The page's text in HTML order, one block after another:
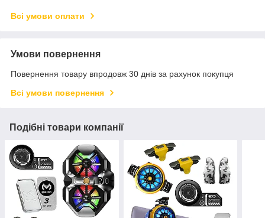
Всі умови оплати
Умови повернення
Повернення товару впродовж 30 днів за рахунок покупця
Всі умови повернення
Подібні товари компанії